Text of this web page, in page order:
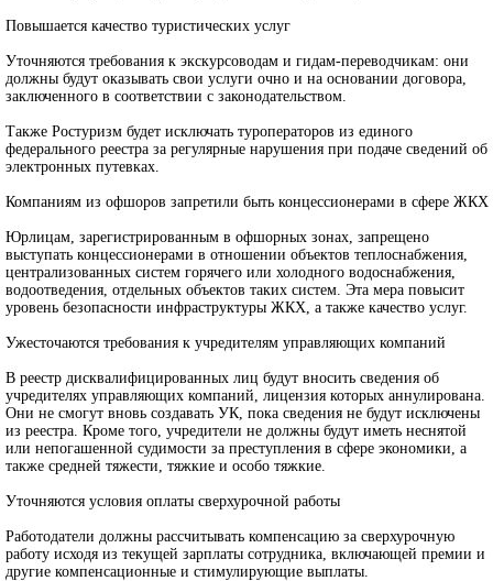
Повышается качество туристических услуг
Уточняются требования к экскурсоводам и гидам-переводчикам: они
должны будут оказывать свои услуги очно и на основании договора,
заключенного в соответствии с законодательством.
Также Ростуризм будет исключать туроператоров из единого
федерального реестра за регулярные нарушения при подаче сведений об
электронных путевках.
Компаниям из офшоров запретили быть концессионерами в сфере ЖКХ
Юрлицам, зарегистрированным в офшорных зонах, запрещено
выступать концессионерами в отношении объектов теплоснабжения,
централизованных систем горячего или холодного водоснабжения,
водоотведения, отдельных объектов таких систем. Эта мера повысит
уровень безопасности инфраструктуры ЖКХ, а также качество услуг.
Ужесточаются требования к учредителям управляющих компаний
В реестр дисквалифицированных лиц будут вносить сведения об
учредителях управляющих компаний, лицензия которых аннулирована.
Они не смогут вновь создавать УК, пока сведения не будут исключены
из реестра. Кроме того, учредители не должны будут иметь неснятой
или непогашенной судимости за преступления в сфере экономики, а
также средней тяжести, тяжкие и особо тяжкие.
Уточняются условия оплаты сверхурочной работы
Работодатели должны рассчитывать компенсацию за сверхурочную
работу исходя из текущей зарплаты сотрудника, включающей премии и
другие компенсационные и стимулирующие выплаты.